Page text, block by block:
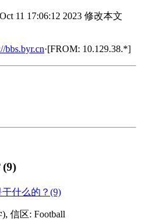
11 17:06:12 2023 修改本文
bbs.byr.cn·[FROM: 10.129.38.*]
(9)
什么的？(9)
信区: Football